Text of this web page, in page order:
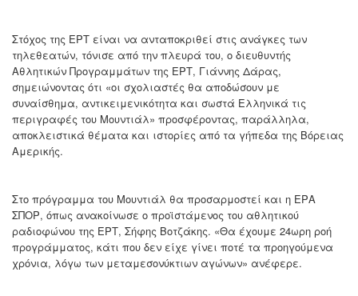
Στόχος της ΕΡΤ είναι να ανταποκριθεί στις ανάγκες των
τηλεθεατών, τόνισε από την πλευρά του, ο διευθυντής
Αθλητικών Προγραμμάτων της ΕΡΤ, Γιάννης Δάρας,
σημειώνοντας ότι «οι σχολιαστές θα αποδώσουν με
συναίσθημα, αντικειμενικότητα και σωστά Ελληνικά τις
περιγραφές του Μουντιάλ» προσφέροντας, παράλληλα,
αποκλειστικά θέματα και ιστορίες από τα γήπεδα της Βόρειας
Αμερικής.
Στο πρόγραμμα του Μουντιάλ θα προσαρμοστεί και η ΕΡΑ
ΣΠΟΡ, όπως ανακοίνωσε ο προϊστάμενος του αθλητικού
ραδιοφώνου της ΕΡΤ, Σήφης Βοτζάκης. «Θα έχουμε 24ωρη ροή
προγράμματος, κάτι που δεν είχε γίνει ποτέ τα προηγούμενα
χρόνια, λόγω των μεταμεσονύκτιων αγώνων» ανέφερε.